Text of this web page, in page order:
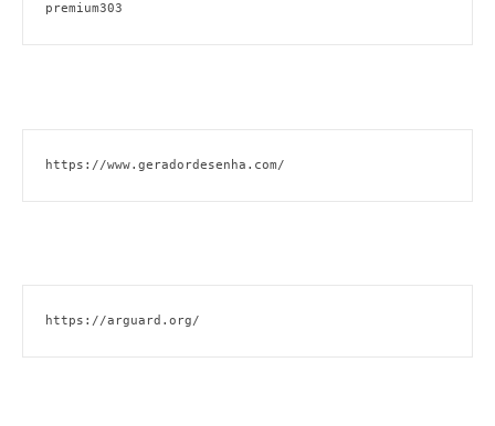
premium303
https://www.geradordesenha.com/
https://arguard.org/